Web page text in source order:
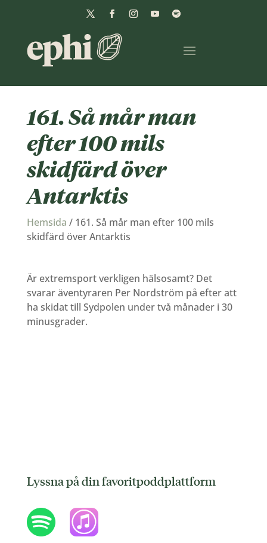
161. Så mår man
efter 100 mils
skidfärd över
Antarktis
Hemsida / 161. Så mår man efter 100 mils
skidfärd över Antarktis
Är extremsport verkligen hälsosamt? Det
svarar äventyraren Per Nordström på efter att
ha skidat till Sydpolen under två månader i 30
minusgrader.
Lyssna på din favoritpoddplattform